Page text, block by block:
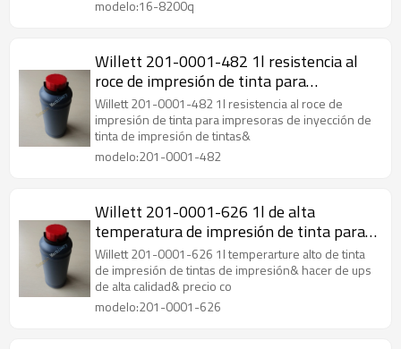
modelo:16-8200q
Willett 201-0001-482 1l resistencia al
roce de impresión de tinta para
impresoras de inyección de tinta
Willett 201-0001-482 1l resistencia al roce de
impresión de tinta para impresoras de inyección de
tinta de impresión de tintas&
modelo:201-0001-482
Willett 201-0001-626 1l de alta
temperatura de impresión de tinta para
impresoras de inyección de tinta
Willett 201-0001-626 1l temperarture alto de tinta
de impresión de tintas de impresión& hacer de ups
de alta calidad& precio co
modelo:201-0001-626